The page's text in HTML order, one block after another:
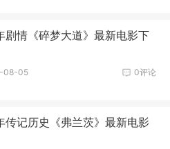
剧情《碎梦大道》最新电影下
0评论
08-05
传记历史《弗兰茨》最新电影